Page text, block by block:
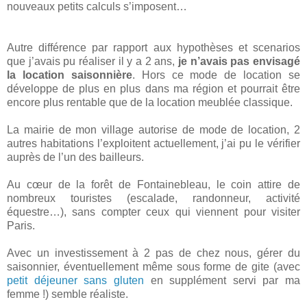
nouveaux petits calculs s’imposent…
Autre différence par rapport aux hypothèses et scenarios
que j’avais pu réaliser il y a 2 ans, je n’avais pas envisagé
la location saisonnière. Hors ce mode de location se
développe de plus en plus dans ma région et pourrait être
encore plus rentable que de la location meublée classique.
La mairie de mon village autorise de mode de location, 2
autres habitations l’exploitent actuellement, j’ai pu le vérifier
auprès de l’un des bailleurs.
Au cœur de la forêt de Fontainebleau, le coin attire de
nombreux touristes (escalade, randonneur, activité
équestre…), sans compter ceux qui viennent pour visiter
Paris.
Avec un investissement à 2 pas de chez nous, gérer du
saisonnier, éventuellement même sous forme de gite (avec
petit déjeuner sans gluten en supplément servi par ma
femme !) semble réaliste.